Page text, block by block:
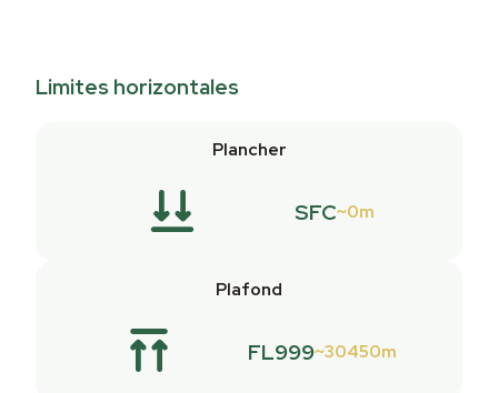
Limites horizontales
Plancher
SFC 0m
Plafond
FL999 30450m